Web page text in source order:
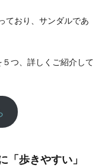
ており、サンダルであ
つ、詳しくご紹介して
歩きやすい」